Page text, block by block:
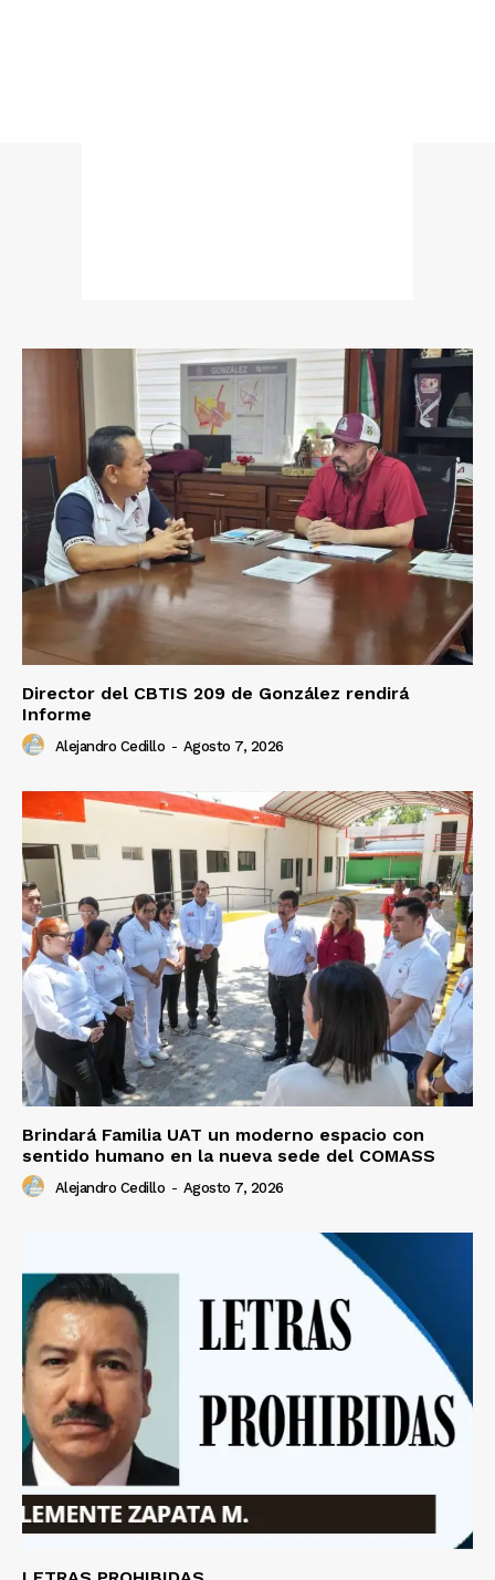
Director del CBTIS 209 de González rendirá
Informe
Alejandro Cedillo - Agosto 7, 2026
Brindará Familia UAT un moderno espacio con
sentido humano en la nueva sede del COMASS
Alejandro Cedillo - Agosto 7, 2026